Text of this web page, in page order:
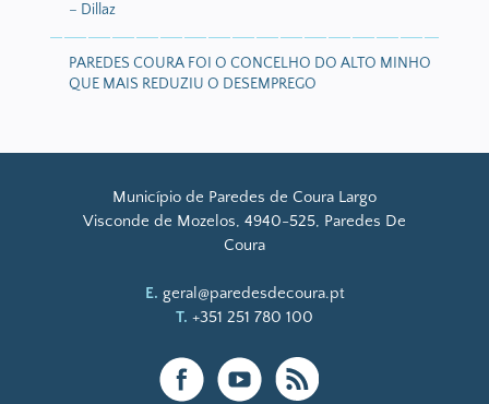
– Dillaz
PAREDES COURA FOI O CONCELHO DO ALTO MINHO
QUE MAIS REDUZIU O DESEMPREGO
Município de Paredes de Coura Largo
Visconde de Mozelos, 4940-525, Paredes De
Coura
E. geral@paredesdecoura.pt
T. +351 251 780 100